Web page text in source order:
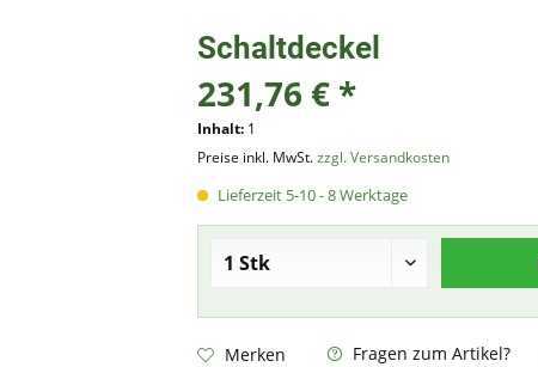
Schaltdeckel
231,76 € *
Inhalt: 1
Preise inkl. MwSt.zzgl. Versandkosten
Lieferzeit 5-10 - 8 Werktage
Merken Fragen zum Artikel?